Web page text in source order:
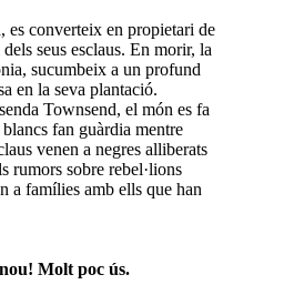
es converteix en propietari de
seus esclaus. En morir, la
sucumbeix a un profund
en la seva plantació.
Townsend, el món es fa
fan guàrdia mentre
venen a negres alliberats
rumors sobre rebel·lions
a famílies amb ells que han
Molt poc ús.